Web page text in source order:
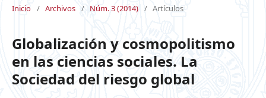
Inicio / Archivos / Núm. 3 (2014) / Artículos
Globalización y cosmopolitismo
en las ciencias sociales. La
Sociedad del riesgo global